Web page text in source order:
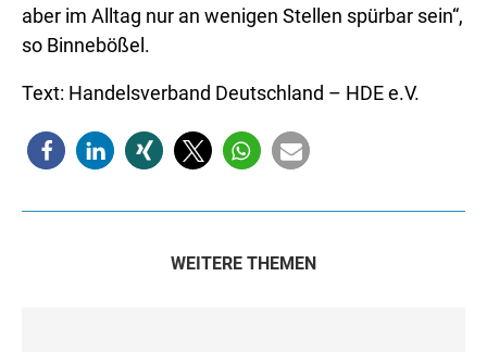
aber im Alltag nur an wenigen Stellen spürbar sein“,
so Binnebößel.
Text: Handelsverband Deutschland – HDE e.V.
WEITERE THEMEN